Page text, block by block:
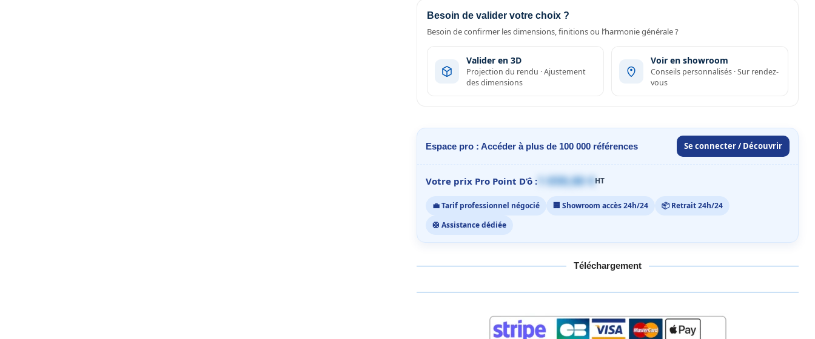
Besoin de valider votre choix ?
Besoin de confirmer les dimensions, finitions ou l’harmonie générale ?
Valider en 3D
Projection du rendu · Ajustement
des dimensions
Voir en showroom
Conseils personnalisés · Sur rendez-
vous
Espace pro : Accéder à plus de 100 000 références Se connecter / Découvrir
Votre prix Pro Point D’ô : 1 059,00 €HT
💼 Tarif professionnel négocié 🏢 Showroom accès 24h/24
📦 Retrait 24h/24
🛟 Assistance dédiée
Téléchargement